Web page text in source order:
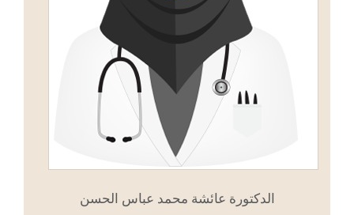
الدكتورة عائشة محمد عباس الحسن